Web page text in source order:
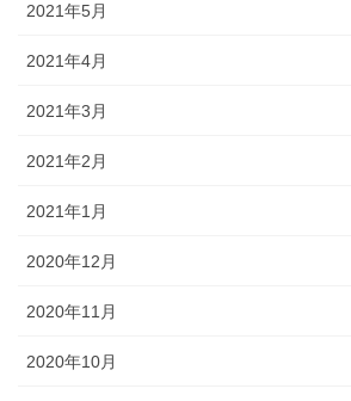
2021年5月
2021年4月
2021年3月
2021年2月
2021年1月
2020年12月
2020年11月
2020年10月